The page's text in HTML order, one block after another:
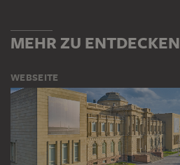
MEHR ZU ENTDECKEN
WEBSEITE